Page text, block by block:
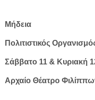
Μήδεια
Πολιτιστικός
Σάββατο 11 & Κυριακή
Αρχαίο Θέατρο